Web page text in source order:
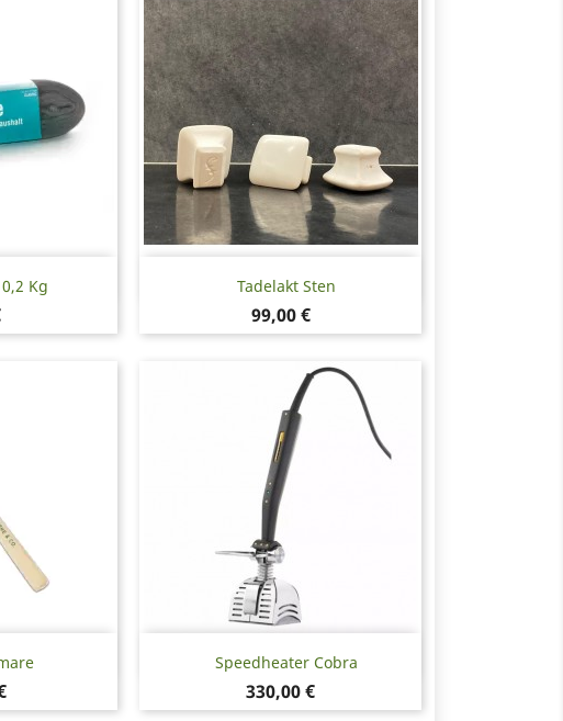
Kg Tadelakt Sten
Pris
99,00 €
Snabbvy
Speedheater Cobra
Pris
330,00 €
Snabbvy